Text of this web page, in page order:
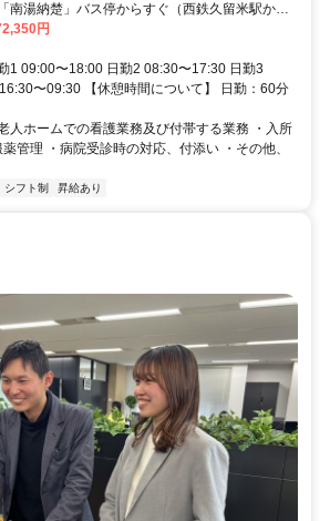
円
1 09:00〜18:00 日勤2 08:30〜17:30 日勤3
〜09:30 【休憩時間について】 日勤：60分
人ホームでの看護業務及び付帯する業務 ・入所
管理 ・病院受診時の対応、付添い ・その他、
シフト制 昇給あり